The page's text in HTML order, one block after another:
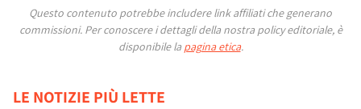
Questo contenuto potrebbe includere link affiliati che generano
commissioni. Per conoscere i dettagli della nostra policy editoriale, è
disponibile la pagina etica.
LE NOTIZIE PIÙ LETTE